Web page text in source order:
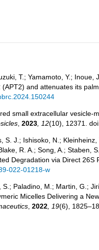
T.; Yamamoto, Y.; Inoue,
and attenuates its
small extracellular
, 2023, 12(10), 12371.
J.; Ishisoko, N.; Kleinheinz,
R. A.; Song, A.; Staben,
Degradation via Direct 26S
022-01218-w
Paladino, M.; Martin, G.;
Micelles Delivering a
, 2022, 19(6),